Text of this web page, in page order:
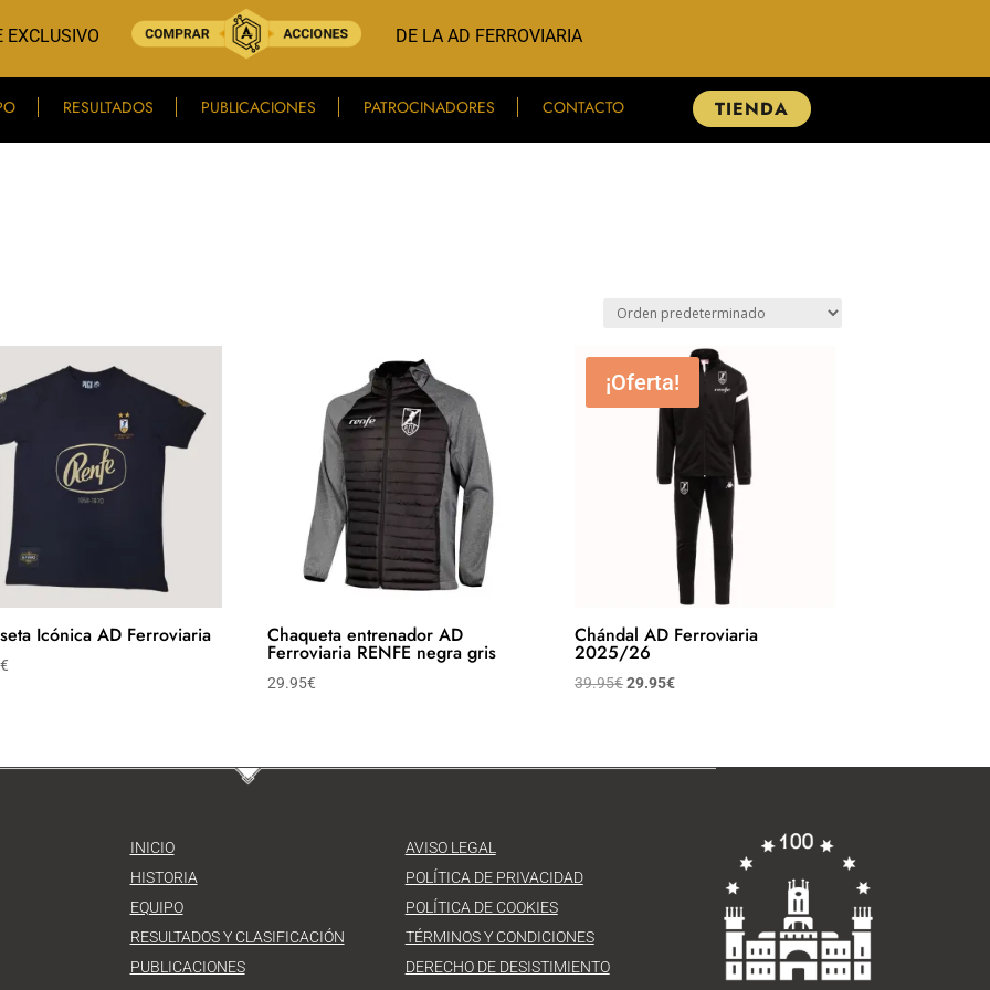
EXCLUSIVO DE LA AD FERROVIARIA
RESULTADOS PUBLICACIONES PATROCINADORES CONTACTO TIENDA
Icónica AD Ferroviaria
€
Chaqueta entrenador AD
Ferroviaria RENFE negra gris
29.95€
¡Oferta!
Chándal AD Ferroviaria
2025/26
39.95€29.95€
INICIO
HISTORIA
EQUIPO
RESULTADOS Y CLASIFICACIÓN
PUBLICACIONES
AVISO LEGAL
POLÍTICA DE PRIVACIDAD
POLÍTICA DE COOKIES
TÉRMINOS Y CONDICIONES
DERECHO DE DESISTIMIENTO